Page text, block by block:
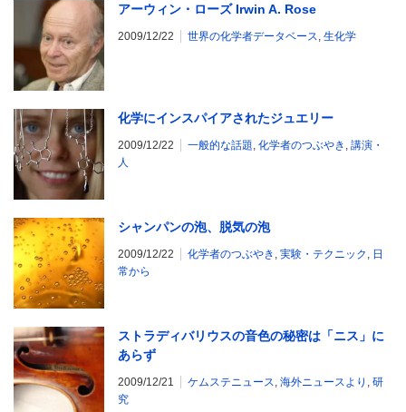
アーウィン・ローズ Irwin A. Rose
2009/12/22 世界の化学者データベース, 生化学
化学にインスパイアされたジュエリー
2009/12/22 一般的な話題, 化学者のつぶやき , 講演・
人
シャンパンの泡、脱気の泡
2009/12/22 化学者のつぶやき , 実験・テクニック , 日
常から
ストラディバリウスの音色の秘密は「ニス」に
あらず
2009/12/21 ケムステニュース, 海外ニュースより , 研
究